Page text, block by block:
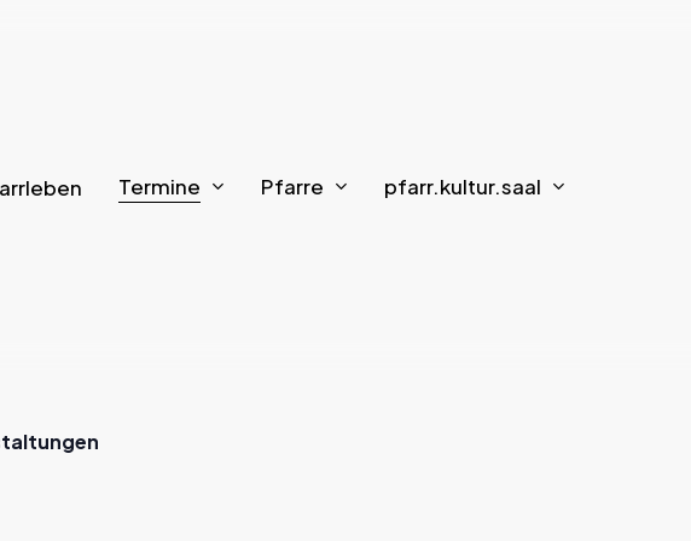
Termine Pfarre pfarr.kultur.saal